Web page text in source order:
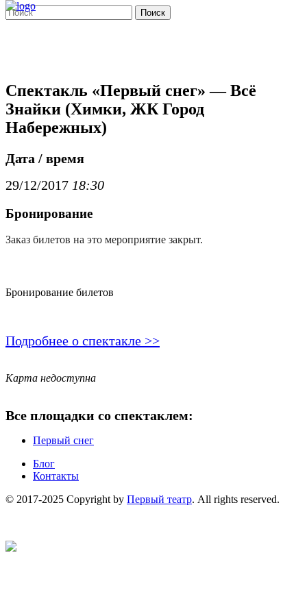
Поиск
Спектакль «Первый снег» — Всё
Знайки (Химки, ЖК Город
Набережных)
Дата / время
29/12/2017 18:30
Бронирование
Заказ билетов на это мероприятие закрыт.
Бронирование билетов
Подробнее о спектакле >>
Карта недоступна
Все площадки со спектаклем:
Первый снег
Блог
Контакты
© 2017-2025 Copyright by Первый театр. All rights reserved.